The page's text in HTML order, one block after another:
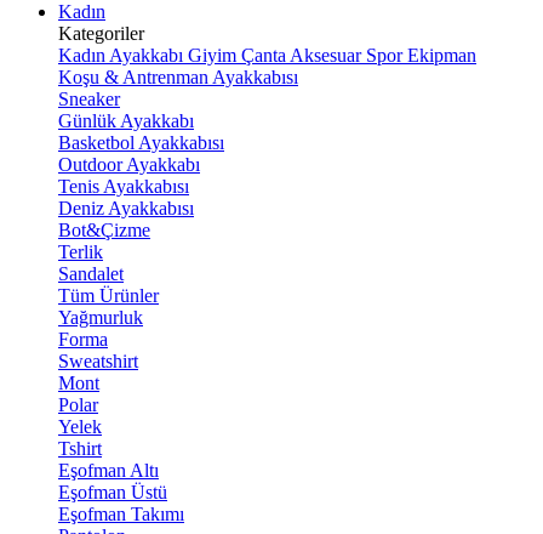
Kadın
Kategoriler
Kadın Ayakkabı Giyim Çanta Aksesuar Spor Ekipman
Koşu & Antrenman Ayakkabısı
Sneaker
Günlük Ayakkabı
Basketbol Ayakkabısı
Outdoor Ayakkabı
Tenis Ayakkabısı
Deniz Ayakkabısı
Bot&Çizme
Terlik
Sandalet
Tüm Ürünler
Yağmurluk
Forma
Sweatshirt
Mont
Polar
Yelek
Tshirt
Eşofman Altı
Eşofman Üstü
Eşofman Takımı